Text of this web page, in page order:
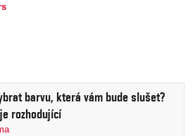
barvu, která vám bude slušet?
rozhodující